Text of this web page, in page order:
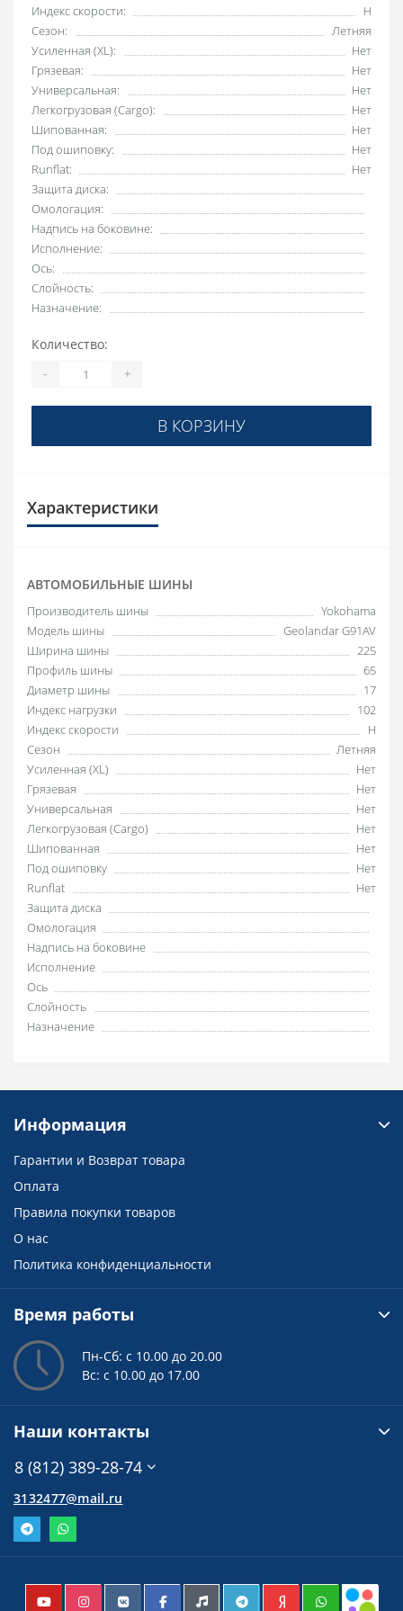
Индекс скорости:
H
Сезон:
Летняя
Усиленная (XL):
Нет
Грязевая:
Нет
Универсальная:
Нет
Легкогрузовая (Cargo):
Нет
Шипованная:
Нет
Под ошиповку:
Нет
Runflat:
Нет
Защита диска:
Омологация:
Надпись на боковине:
Исполнение:
Ось:
Слойность:
Назначение:
Количество:
- +
В КОРЗИНУ
Характеристики
АВТОМОБИЛЬНЫЕ ШИНЫ
Производитель шины
Yokohama
Модель шины
Geolandar G91AV
Ширина шины
225
Профиль шины
65
Диаметр шины
17
Индекс нагрузки
102
Индекс скорости
H
Сезон
Летняя
Усиленная (XL)
Нет
Грязевая
Нет
Универсальная
Нет
Легкогрузовая (Cargo)
Нет
Шипованная
Нет
Под ошиповку
Нет
Runflat
Нет
Защита диска
Омологация
Надпись на боковине
Исполнение
Ось
Слойность
Назначение
Информация
Гарантии и Возврат товара
Оплата
Правила покупки товаров
О нас
Политика конфиденциальности
Время работы
Пн-Сб: с 10.00 до 20.00
Вс: с 10.00 до 17.00
Наши контакты
8 (812) 389-28-74
3132477@mail.ru